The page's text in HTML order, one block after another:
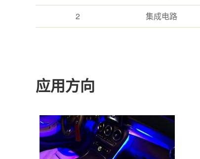
2
集成电路
应用方向